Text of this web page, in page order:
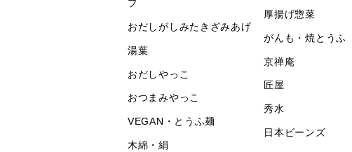
プ
おだしがしみたきざみあげ
湯葉
おだしやっこ
おつまみやっこ
VEGAN・とうふ麺
木綿・絹
厚揚げ惣菜
がんも・焼とうふ
京禅庵
匠屋
秀水
日本ビーンズ